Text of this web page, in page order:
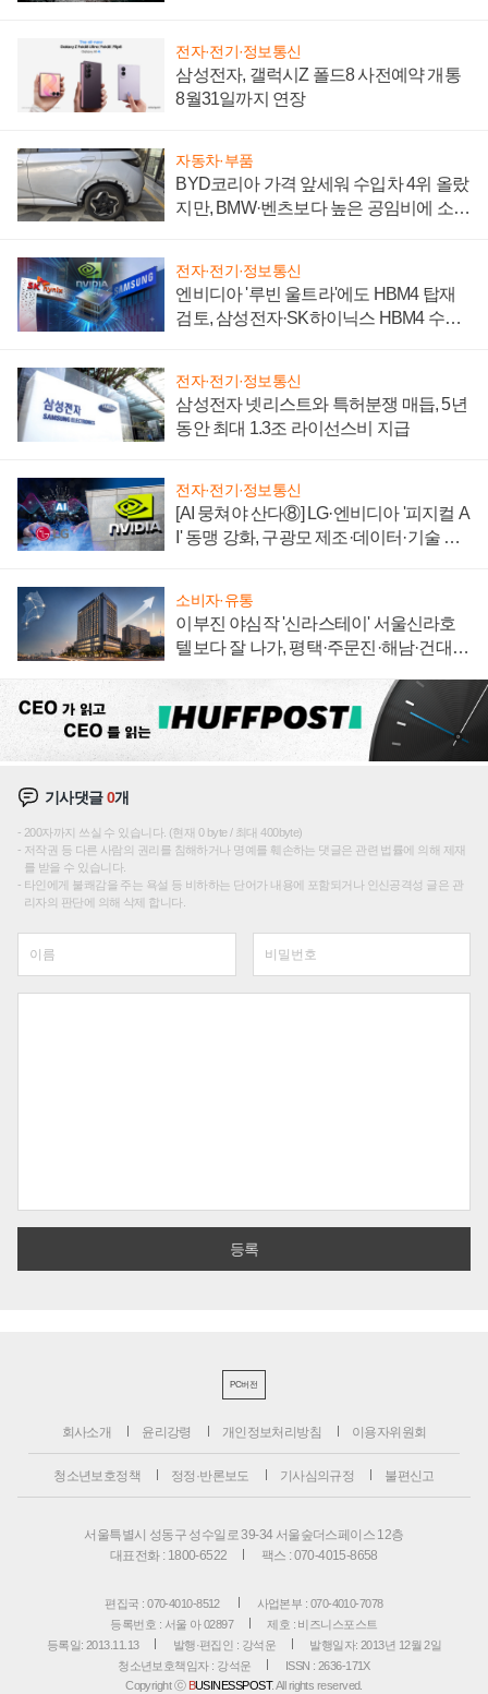
전자·전기·정보통신
삼성전자, 갤럭시Z 폴드8 사전예약 개통
8월31일까지 연장
자동차·부품
BYD코리아 가격 앞세워 수입차 4위 올랐
지만, BMW·벤츠보다 높은 공임비에 소비
전자·전기·정보통신
엔비디아 '루빈 울트라'에도 HBM4 탑재
검토, 삼성전자·SK하이닉스 HBM4 수율
전자·전기·정보통신
삼성전자 넷리스트와 특허분쟁 매듭, 5년
동안 최대 1.3조 라이선스비 지급
전자·전기·정보통신
[AI 뭉쳐야 산다⑧] LG·엔비디아 '피지컬 A
I' 동맹 강화, 구광모 제조·데이터·기술 결
소비자·유통
이부진 야심작 '신라스테이' 서울신라호
텔보다 잘 나가, 평택·주문진·해남·건대로
기사댓글0개
200자까지 쓰실 수 있습니다. (현재 0 byte / 최대 400byte)
저작권 등 다른 사람의 권리를 침해하거나 명예를 훼손하는 댓글은 관련 법률에 의해 제재
를 받을 수 있습니다.
타인에게 불쾌감을 주는 욕설 등 비하하는 단어가 내용에 포함되거나 인신공격성 글은 관
리자의 판단에 의해 삭제 합니다.
PC버전
회사소개 윤리강령 개인정보처리방침 이용자위원회
청소년보호정책 정정·반론보도 기사심의규정 불편신고
서울특별시 성동구 성수일로 39-34 서울숲더스페이스 12층
대표전화 : 1800-6522
팩스 : 070-4015-8658
편집국 : 070-4010-8512
사업본부 : 070-4010-7078
등록번호 : 서울 아 02897
제호 : 비즈니스포스트
등록일: 2013.11.13
발행·편집인 : 강석운
발행일자: 2013년 12월 2일
청소년보호책임자 : 강석운
ISSN : 2636-171X
Copyright ⓒ BUSINESSPOST. All rights reserved.